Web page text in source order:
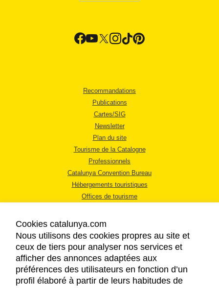
Recommandations
Publications
Cartes/SIG
Newsletter
Plan du site
Tourisme de la Catalogne
Professionnels
Catalunya Convention Bureau
Hébergements touristiques
Offices de tourisme
MENTIONS LÉGALES
RÈGLES DE CONFIDENTIALITÉ
Cookies catalunya.com
Nous utilisons des cookies propres au site et
ceux de tiers pour analyser nos services et
afficher des annonces adaptées aux
préférences des utilisateurs en fonction d’un
profil élaboré à partir de leurs habitudes de